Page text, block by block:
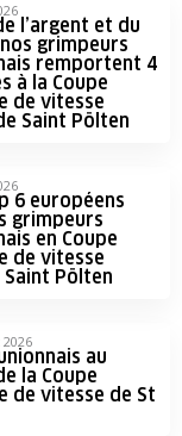
l’argent et du
grimpeurs
remportent 4
à la Coupe
de vitesse
Saint Pölten
6 européens
grimpeurs
en Coupe
de vitesse
Saint Pölten
au
la Coupe
de vitesse de St